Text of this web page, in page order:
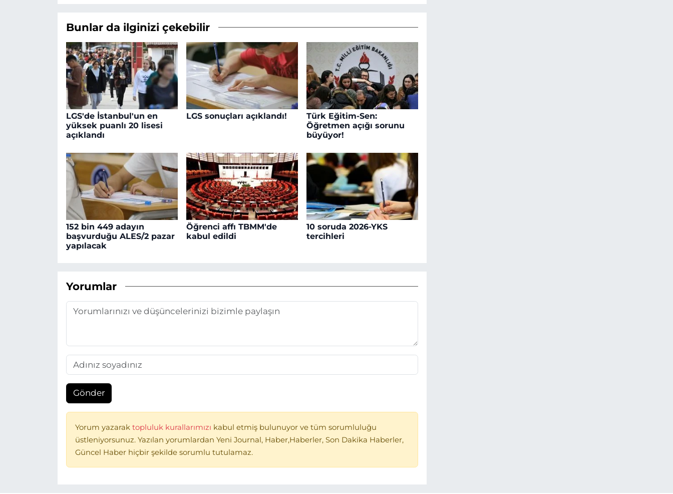
Bunlar da ilginizi çekebilir
LGS'de İstanbul'un en
yüksek puanlı 20 lisesi
açıklandı
LGS sonuçları açıklandı!
Türk Eğitim-Sen:
Öğretmen açığı sorunu
büyüyor!
152 bin 449 adayın
başvurduğu ALES/2 pazar
yapılacak
Öğrenci affı TBMM'de
kabul edildi
10 soruda 2026-YKS
tercihleri
Yorumlar
Gönder
Yorum yazarak topluluk kurallarımızı kabul etmiş bulunuyor ve tüm sorumluluğu
üstleniyorsunuz. Yazılan yorumlardan Yeni Journal, Haber,Haberler, Son Dakika Haberler,
Güncel Haber hiçbir şekilde sorumlu tutulamaz.